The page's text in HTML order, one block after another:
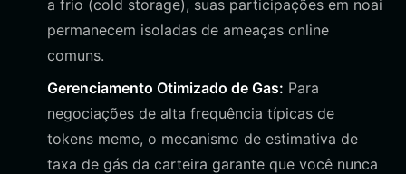
a frio (cold storage), suas participações em noai
permanecem isoladas de ameaças online
comuns.
Gerenciamento Otimizado de Gas: Para
negociações de alta frequência típicas de
tokens meme, o mecanismo de estimativa de
taxa de gás da carteira garante que você nunca